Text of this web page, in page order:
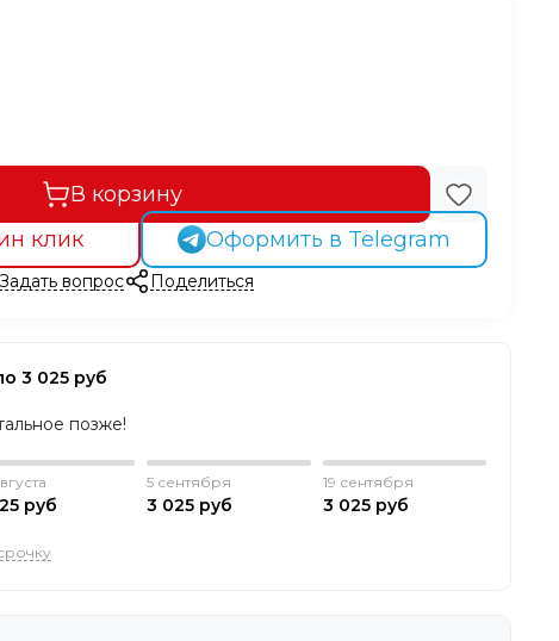
В корзину
клик
Оформить в Telegram
Задать вопрос Поделиться
3 025 руб
позже!
руб
5 сентября
3 025 руб
19 сентября
3 025 руб